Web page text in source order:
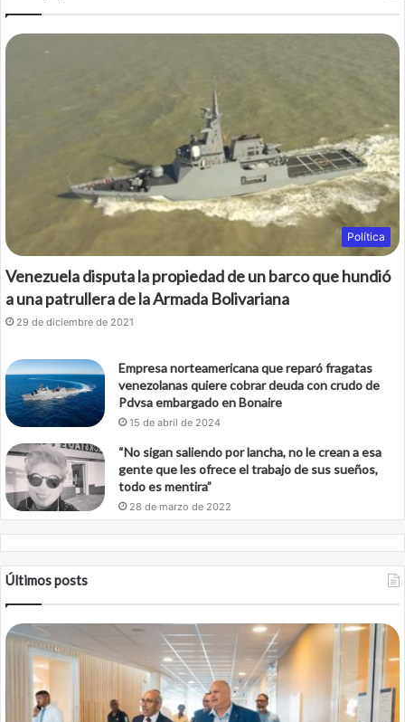
Política
Venezuela disputa la propiedad de un barco que hundió
a una patrullera de la Armada Bolivariana
29 de diciembre de 2021
Empresa norteamericana que reparó fragatas
venezolanas quiere cobrar deuda con crudo de
Pdvsa embargado en Bonaire
15 de abril de 2024
“No sigan saliendo por lancha, no le crean a esa
gente que les ofrece el trabajo de sus sueños,
todo es mentira”
28 de marzo de 2022
Últimos posts